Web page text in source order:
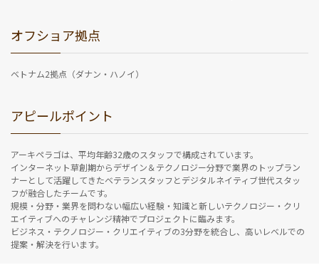
オフショア拠点
ベトナム2拠点（ダナン・ハノイ）
アピールポイント
アーキペラゴは、平均年齢32歳のスタッフで構成されています。
インターネット草創期からデザイン＆テクノロジー分野で業界のトップラン
ナーとして活躍してきたベテランスタッフとデジタルネイティブ世代スタッ
フが融合したチームです。
規模・分野・業界を問わない幅広い経験・知識と新しいテクノロジー・クリ
エイティブへのチャレンジ精神でプロジェクトに臨みます。
ビジネス・テクノロジー・クリエイティブの3分野を統合し、高いレベルでの
提案・解決を行います。